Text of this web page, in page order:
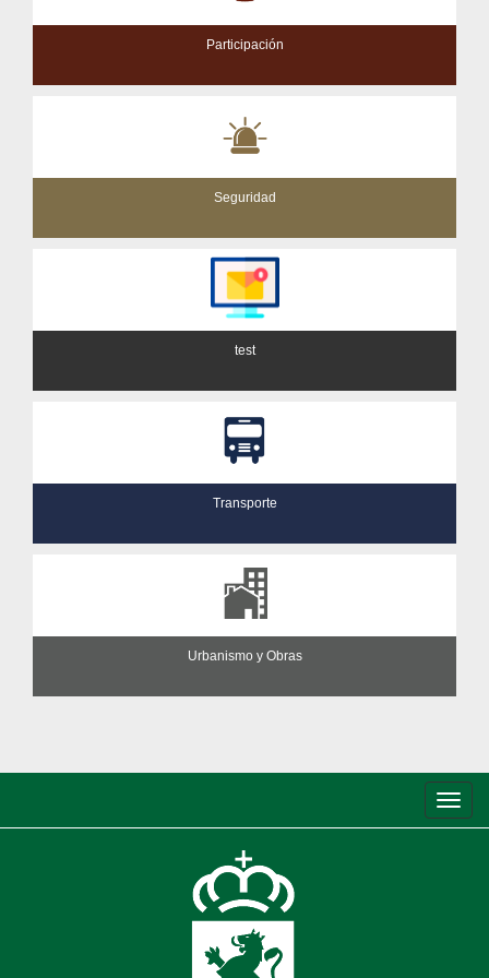
Participación
Seguridad
test
Transporte
Urbanismo y Obras
de